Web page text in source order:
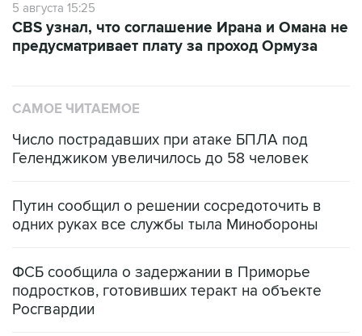
5 августа 15:25
CBS узнал, что соглашение Ирана и Омана не
предусматривает плату за проход Ормуза
САМОЕ ЧИТАЕМОЕ
Число пострадавших при атаке БПЛА под
Геленджиком увеличилось до 58 человек
Путин сообщил о решении сосредоточить в
одних руках все службы тыла Минобороны
ФСБ сообщила о задержании в Приморье
подростков, готовивших теракт на объекте
Росгвардии